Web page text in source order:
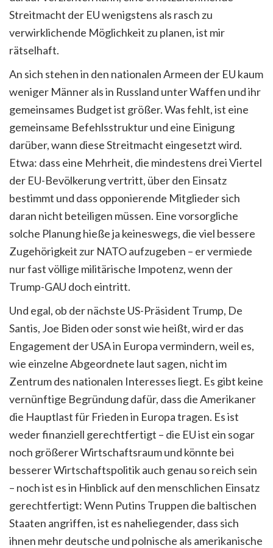
Streitmacht der EU wenigstens als rasch zu
verwirklichende Möglichkeit zu planen, ist mir
rätselhaft.
An sich stehen in den nationalen Armeen der EU kaum
weniger Männer als in Russland unter Waffen und ihr
gemeinsames Budget ist größer. Was fehlt, ist eine
gemeinsame Befehlsstruktur und eine Einigung
darüber, wann diese Streitmacht eingesetzt wird.
Etwa: dass eine Mehrheit, die mindestens drei Viertel
der EU-Bevölkerung vertritt, über den Einsatz
bestimmt und dass opponierende Mitglieder sich
daran nicht beteiligen müssen. Eine vorsorgliche
solche Planung hieße ja keineswegs, die viel bessere
Zugehörigkeit zur NATO aufzugeben – er vermiede
nur fast völlige militärische Impotenz, wenn der
Trump-GAU doch eintritt.
Und egal, ob der nächste US-Präsident Trump, De
Santis, Joe Biden oder sonst wie heißt, wird er das
Engagement der USA in Europa vermindern, weil es,
wie einzelne Abgeordnete laut sagen, nicht im
Zentrum des nationalen Interesses liegt. Es gibt keine
vernünftige Begründung dafür, dass die Amerikaner
die Hauptlast für Frieden in Europa tragen. Es ist
weder finanziell gerechtfertigt – die EU ist ein sogar
noch größerer Wirtschaftsraum und könnte bei
besserer Wirtschaftspolitik auch genau so reich sein
– noch ist es in Hinblick auf den menschlichen Einsatz
gerechtfertigt: Wenn Putins Truppen die baltischen
Staaten angriffen, ist es naheliegender, dass sich
ihnen mehr deutsche und polnische als amerikanische